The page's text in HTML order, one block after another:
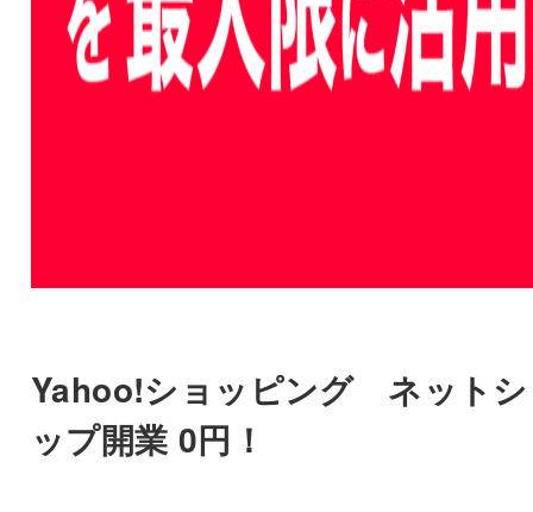
Yahoo!ショッピング ネット
ップ開業 0円！